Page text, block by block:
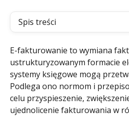
Spis treści
E-fakturowanie to wymiana
ustrukturyzowanym formacie
systemy księgowe mogą
Podlega ono normom i
celu przyspieszenie,
ujednolicenie fakturowania w